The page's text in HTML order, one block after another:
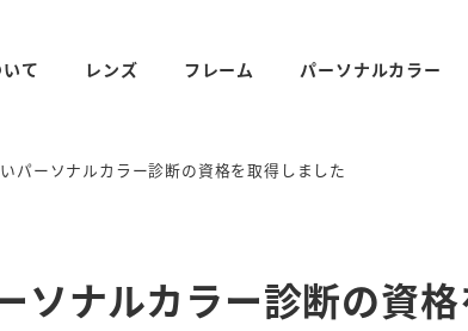
て レンズ フレーム パーソナルカラー
パーソナルカラー診断の資格を取得しました
ソナルカラー診断の資